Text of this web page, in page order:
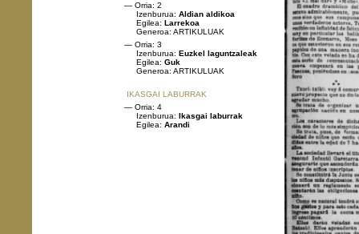
— Orria: 2
Izenburua: Aldian aldikoa
Egilea: Larrekoa
Generoa: ARTIKULUAK
— Orria: 3
Izenburua: Euzkel laguntzaleak
Egilea: Guk
Generoa: ARTIKULUAK
IKASGAI LABURRAK
— Orria: 4
Izenburua: Ikasgai laburrak
Egilea: Arandi